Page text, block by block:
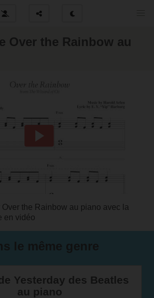
Over the Rainbow au
the Rainbow au piano avec la
en vidéo
Yesterday des Beatles
au piano